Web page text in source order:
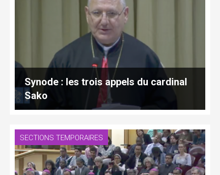
Synode : les trois appels du cardinal
Sako
SECTIONS TEMPORAIRES